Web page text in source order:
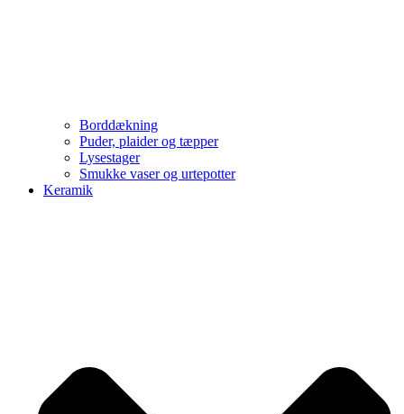
Borddækning
Puder, plaider og tæpper
Lysestager
Smukke vaser og urtepotter
Keramik